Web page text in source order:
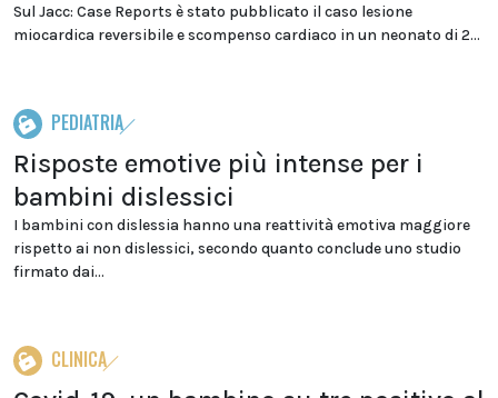
Sul Jacc: Case Reports è stato pubblicato il caso lesione
miocardica reversibile e scompenso cardiaco in un neonato di 2...
PEDIATRIA
Risposte emotive più intense per i
bambini dislessici
I bambini con dislessia hanno una reattività emotiva maggiore
rispetto ai non dislessici, secondo quanto conclude uno studio
firmato dai...
CLINICA